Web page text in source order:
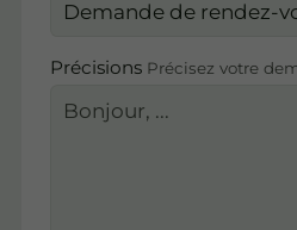
Précisions Précisez votre